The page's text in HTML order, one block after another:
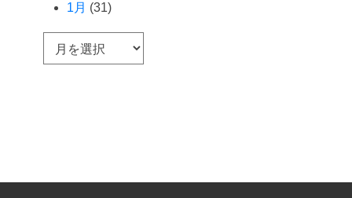
1月 (31)
ー